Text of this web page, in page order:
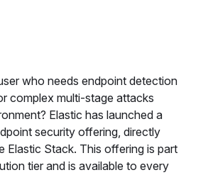
who needs endpoint detection
complex multi-stage attacks
Elastic has launched a
security offering, directly
Elastic Stack. This offering is part
tier and is available to every